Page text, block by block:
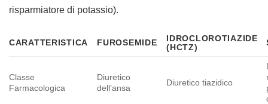
risparmiatore di potassio).
CARATTERISTICA FUROSEMIDE
IDROCLOROTIAZIDE
(HCTZ)
Classe
Farmacologica
Diuretico
dell’ansa
Diuretico tiazidico